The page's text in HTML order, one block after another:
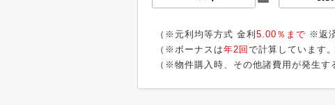
（※元利均等方式 金利 5.00％まで ※返
（※ボーナスは年2回 で計算しています。
（※物件購入時、その他諸費用が発生す